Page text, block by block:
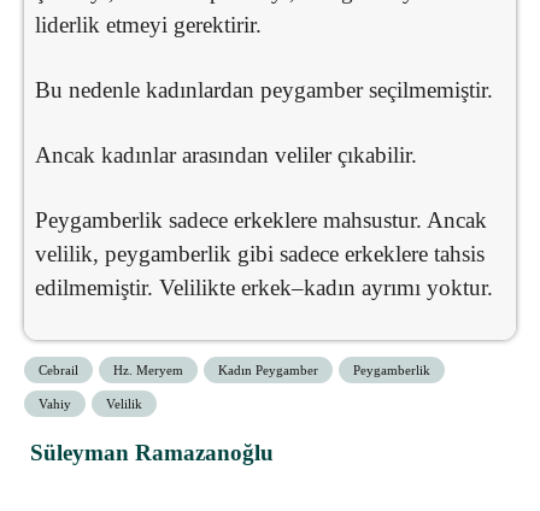
liderlik etmeyi gerektirir.
Bu nedenle kadınlardan peygamber seçilmemiştir.
Ancak kadınlar arasından veliler çıkabilir.
Peygamberlik sadece erkeklere mahsustur. Ancak
velilik, peygamberlik gibi sadece erkeklere tahsis
edilmemiştir. Velilikte erkek–kadın ayrımı yoktur.
Cebrail Hz. Meryem Kadın Peygamber Peygamberlik
Vahiy Velilik
Süleyman Ramazanoğlu